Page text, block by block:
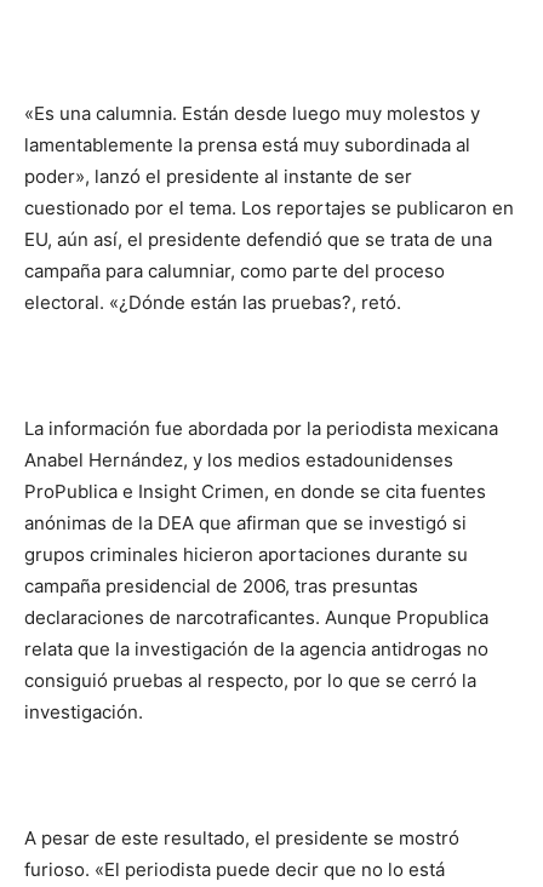
«Es una calumnia. Están desde luego muy molestos y
lamentablemente la prensa está muy subordinada al
poder», lanzó el presidente al instante de ser
cuestionado por el tema. Los reportajes se publicaron en
EU, aún así, el presidente defendió que se trata de una
campaña para calumniar, como parte del proceso
electoral. «¿Dónde están las pruebas?, retó.
La información fue abordada por la periodista mexicana
Anabel Hernández, y los medios estadounidenses
ProPublica e Insight Crimen, en donde se cita fuentes
anónimas de la DEA que afirman que se investigó si
grupos criminales hicieron aportaciones durante su
campaña presidencial de 2006, tras presuntas
declaraciones de narcotraficantes. Aunque Propublica
relata que la investigación de la agencia antidrogas no
consiguió pruebas al respecto, por lo que se cerró la
investigación.
A pesar de este resultado, el presidente se mostró
furioso. «El periodista puede decir que no lo está